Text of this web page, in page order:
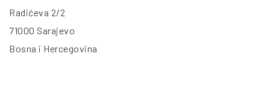
Radićeva 2/2
71000 Sarajevo
Bosna i Hercegovina